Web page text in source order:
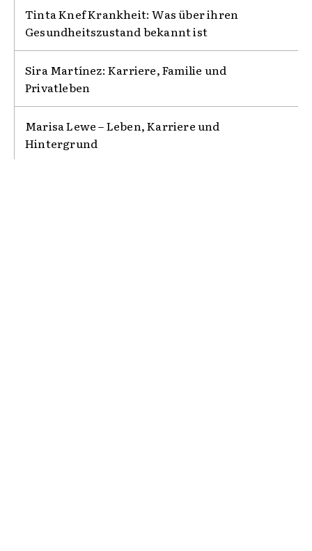
Tinta Knef Krankheit: Was über ihren
Gesundheitszustand bekannt ist
Sira Martínez: Karriere, Familie und
Privatleben
Marisa Lewe – Leben, Karriere und
Hintergrund